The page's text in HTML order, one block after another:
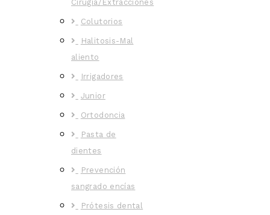
Cirugía/Extracciones
Colutorios
Halitosis-Mal
aliento
Irrigadores
Junior
Ortodoncia
Pasta de
dientes
Prevención
sangrado encías
Prótesis dental